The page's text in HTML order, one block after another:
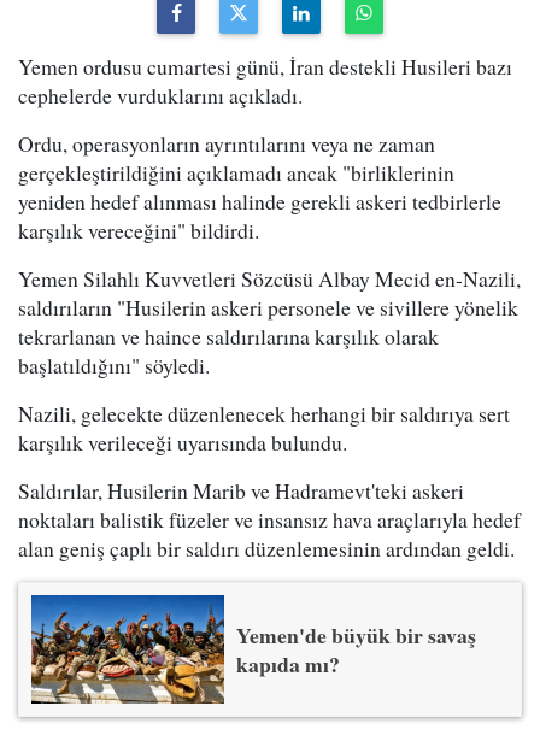
Yemen ordusu cumartesi günü, İran destekli Husileri bazı
cephelerde vurduklarını açıkladı.
Ordu, operasyonların ayrıntılarını veya ne zaman
gerçekleştirildiğini açıklamadı ancak "birliklerinin
yeniden hedef alınması halinde gerekli askeri tedbirlerle
karşılık vereceğini" bildirdi.
Yemen Silahlı Kuvvetleri Sözcüsü Albay Mecid en-Nazili,
saldırıların "Husilerin askeri personele ve sivillere yönelik
tekrarlanan ve haince saldırılarına karşılık olarak
başlatıldığını" söyledi.
Nazili, gelecekte düzenlenecek herhangi bir saldırıya sert
karşılık verileceği uyarısında bulundu.
Saldırılar, Husilerin Marib ve Hadramevt'teki askeri
noktaları balistik füzeler ve insansız hava araçlarıyla hedef
alan geniş çaplı bir saldırı düzenlemesinin ardından geldi.
Yemen'de büyük bir savaş
kapıda mı?